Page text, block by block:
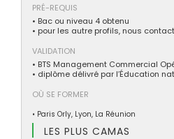
PRÉ-REQUIS
• Bac ou niveau 4 obtenu
• pour les autre profils, nous
VALIDATION
• BTS Management Commercial
• diplôme délivré par l’Éducation
OÙ SE FORMER
• Paris Orly, Lyon, La Réunion
LES PLUS CAMAS